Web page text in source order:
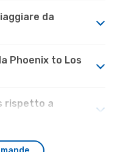
da
Phoenix to Los
rispetto a